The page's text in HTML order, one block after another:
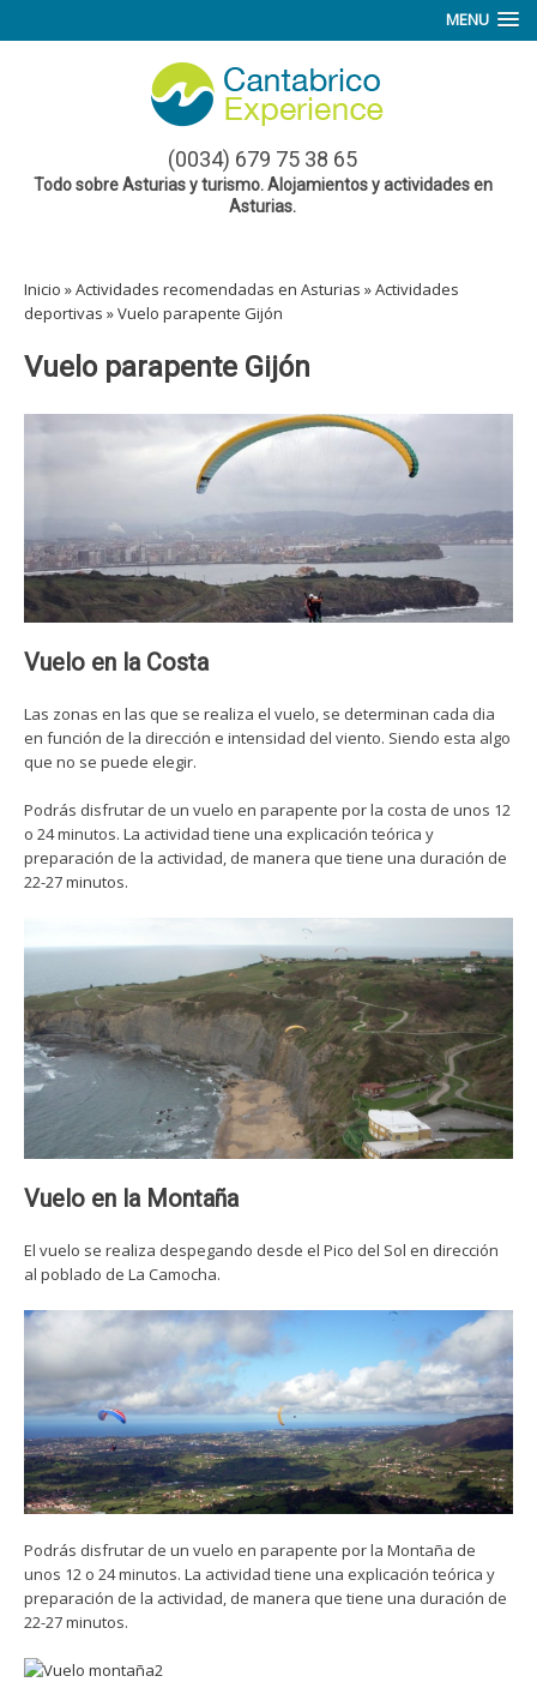
MENU
(0034) 679 75 38 65
Todo sobre Asturias y turismo. Alojamientos y actividades en
Asturias.
Inicio »Actividades recomendadas en Asturias »Actividades
deportivas »Vuelo parapente Gijón
Vuelo parapente Gijón
Vuelo en la Costa
Las zonas en las que se realiza el vuelo, se determinan cada dia
en función de la dirección e intensidad del viento. Siendo esta algo
que no se puede elegir.
Podrás disfrutar de un vuelo en parapente por la costa de unos 12
o 24 minutos. La actividad tiene una explicación teórica y
preparación de la actividad, de manera que tiene una duración de
22-27 minutos.
Vuelo en la Montaña
El vuelo se realiza despegando desde el Pico del Sol en dirección
al poblado de La Camocha.
Podrás disfrutar de un vuelo en parapente por la Montaña de
unos 12 o 24 minutos. La actividad tiene una explicación teórica y
preparación de la actividad, de manera que tiene una duración de
22-27 minutos.